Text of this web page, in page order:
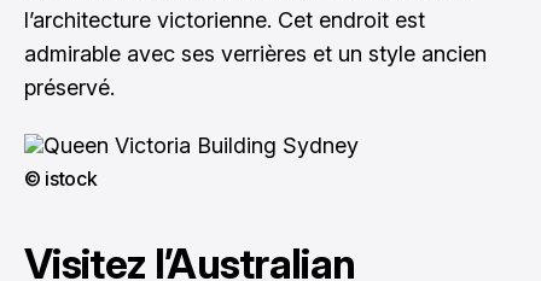
l’architecture victorienne. Cet endroit est
admirable avec ses verrières et un style ancien
préservé.
© istock
Visitez l’Australian